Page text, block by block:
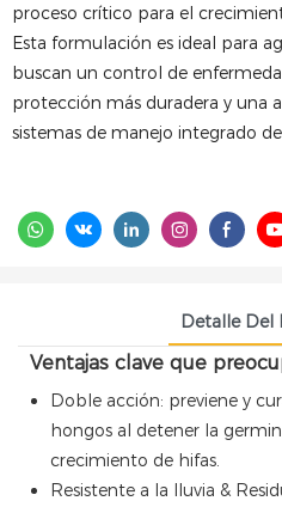
proceso crítico para el
Esta formulación es ideal para
buscan un control de
protección más duradera y una
sistemas de manejo integrado
Detalle Del
Ventajas clave que
Doble acción: previene y
hongos al detener la
crecimiento de hifas.
Resistente a la lluvia &